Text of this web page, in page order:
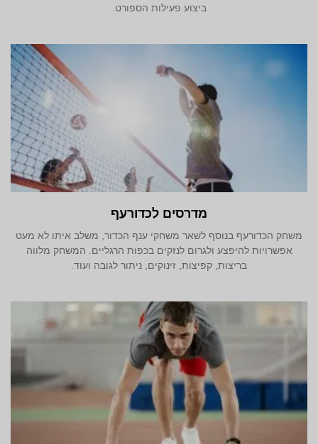
ביצוע פעילות הספורט.
מדרסים לכדורעף
משחק הכדורעף בנוסף לשאר משחקי ענף הכדור, משלב איתו לא מעט
אפשרויות להיפצע ולגרום לנזקים בכפות הרגליים. המשחק מלווה
בריצות, קפיצות, זינוקים, ניתור לגובה ועוד.